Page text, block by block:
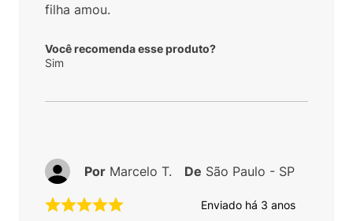
filha amou.
Você recomenda esse produto?
Sim
Enviado há 3 anos
Por Marcelo T. De São Paulo - SP